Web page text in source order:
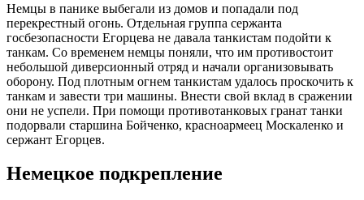
Немцы в панике выбегали из домов и попадали под
перекрестный огонь. Отдельная группа сержанта
госбезопасности Егорцева не давала танкистам подойти к
танкам. Со временем немцы поняли, что им противостоит
небольшой диверсионный отряд и начали организовывать
оборону. Под плотным огнем танкистам удалось проскочить к
танкам и завести три машины. Внести свой вклад в сражении
они не успели. При помощи противотанковых гранат танки
подорвали старшина Бойченко, красноармеец Москаленко и
сержант Егорцев.
Немецкое подкрепление